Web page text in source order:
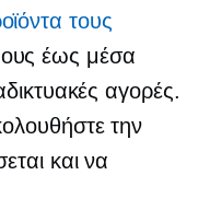
τους
έως μέσα
αγορές.
την
και να